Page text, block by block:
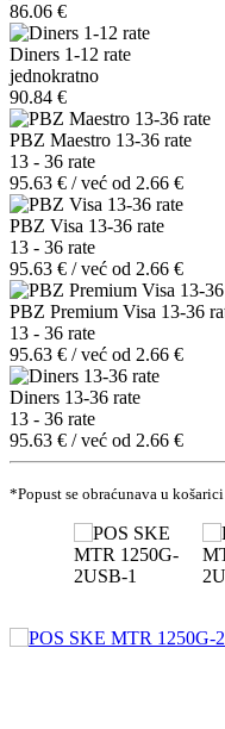
86.06 €
Diners 1-12 rate
jednokratno
90.84 €
PBZ Maestro 13-36 rate
13 - 36 rate
95.63 € / već od 2.66 €
PBZ Visa 13-36 rate
13 - 36 rate
95.63 € / već od 2.66 €
PBZ Premium Visa 13-36
13 - 36 rate
95.63 € / već od 2.66 €
Diners 13-36 rate
13 - 36 rate
95.63 € / već od 2.66 €
*Popust se obraćunava u